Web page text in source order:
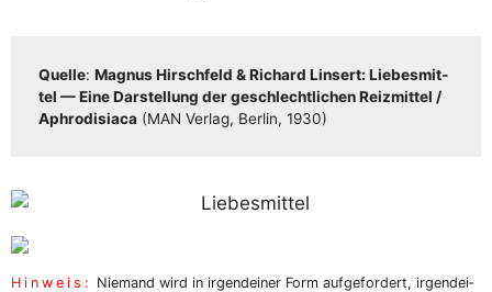
Quel­le: Magnus Hirsch­feld & Richard Lin­sert: Lie­bes­mit­
tel — Eine Dar­stel­lung der geschlecht­li­chen Reiz­mit­tel /​​
Aphro­di­sia­ca (MAN Ver­lag, Ber­lin, 1930)
Hin­weis: Nie­mand wird in irgend­ei­ner Form auf­ge­for­dert, irgend­ei­